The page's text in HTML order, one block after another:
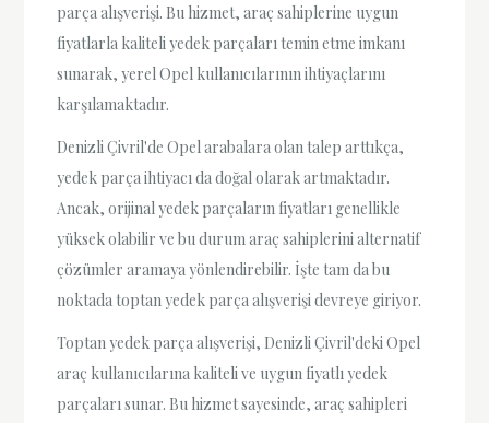
parça alışverişi. Bu hizmet, araç sahiplerine uygun
fiyatlarla kaliteli yedek parçaları temin etme imkanı
sunarak, yerel Opel kullanıcılarının ihtiyaçlarını
karşılamaktadır.
Denizli Çivril'de Opel arabalara olan talep arttıkça,
yedek parça ihtiyacı da doğal olarak artmaktadır.
Ancak, orijinal yedek parçaların fiyatları genellikle
yüksek olabilir ve bu durum araç sahiplerini alternatif
çözümler aramaya yönlendirebilir. İşte tam da bu
noktada toptan yedek parça alışverişi devreye giriyor.
Toptan yedek parça alışverişi, Denizli Çivril'deki Opel
araç kullanıcılarına kaliteli ve uygun fiyatlı yedek
parçaları sunar. Bu hizmet sayesinde, araç sahipleri